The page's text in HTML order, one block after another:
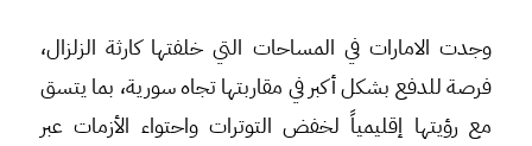
وجدت الامارات في المساحات التي خلفتها كارثة الزلزال،
فرصة للدفع بشكل أكبر في مقاربتها تجاه سورية، بما يتسق
مع رؤيتها إقليمياً لخفض التوترات واحتواء الأزمات عبر